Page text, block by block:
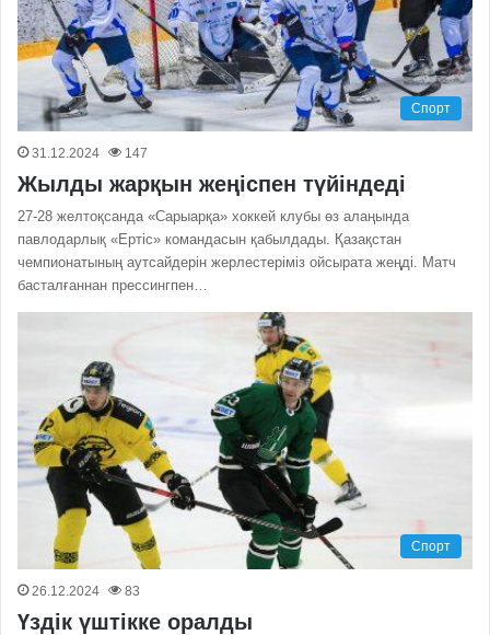
Спорт
31.12.2024 147
Жылды жарқын жеңіспен түйіндеді
27-28 желтоқсанда «Сарыарқа» хоккей клубы өз алаңында
павлодарлық «Ертіс» командасын қабылдады. Қазақстан
чемпионатының аутсайдерін жерлестеріміз ойсырата жеңді. Матч
басталғаннан прессингпен…
Спорт
26.12.2024 83
Үздік үштікке оралды